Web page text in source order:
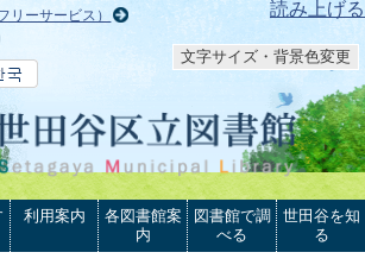
読み上げる
リーサービス）
文字サイズ・背景色変更
利用案内
各図書館案
内
図書館で調
べる
世田谷を知
る